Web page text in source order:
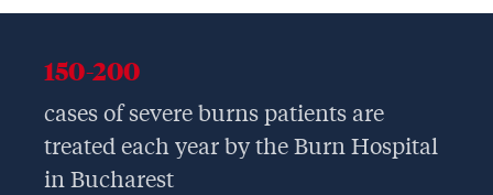
150-200
cases of severe burns patients are
treated each year by the Burn Hospital
in Bucharest